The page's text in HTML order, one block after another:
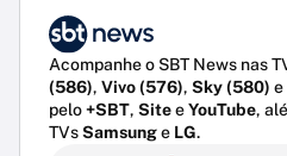
Acompanhe o SBT News nas
(586), Vivo (576), Sky (580) e
pelo+SBT, SiteeYouTube,
TVsSamsunge LG.